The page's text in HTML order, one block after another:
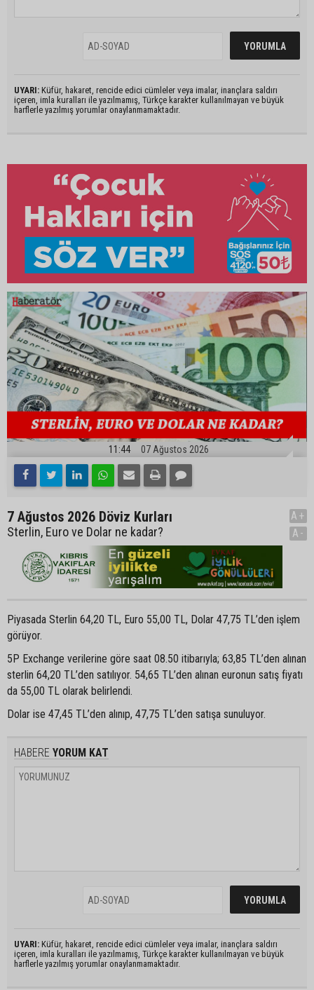
UYARI: Küfür, hakaret, rencide edici cümleler veya imalar, inançlara saldırı
içeren, imla kuralları ile yazılmamış, Türkçe karakter kullanılmayan ve büyük
harflerle yazılmış yorumlar onaylanmamaktadır.
11:44 07 Ağustos 2026
7 Ağustos 2026 Döviz Kurları
Sterlin, Euro ve Dolar ne kadar?
A+
A-
Piyasada Sterlin 64,20 TL, Euro 55,00 TL, Dolar 47,75 TL’den işlem
görüyor.
5P Exchange verilerine göre saat 08.50 itibarıyla; 63,85 TL’den alınan
sterlin 64,20 TL’den satılıyor. 54,65 TL’den alınan euronun satış fiyatı
da 55,00 TL olarak belirlendi.
Dolar ise 47,45 TL’den alınıp, 47,75 TL’den satışa sunuluyor.
HABERE YORUM KAT
UYARI: Küfür, hakaret, rencide edici cümleler veya imalar, inançlara saldırı
içeren, imla kuralları ile yazılmamış, Türkçe karakter kullanılmayan ve büyük
harflerle yazılmış yorumlar onaylanmamaktadır.